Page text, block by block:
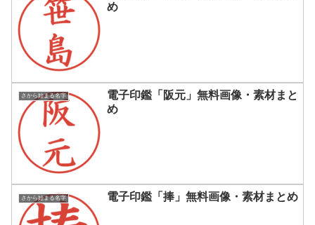
め
さから始まる名字
電子印鑑「阪元」無料画像・素材まと
め
さから始まる名字 電子印鑑「捧」無料画像・素材まとめ